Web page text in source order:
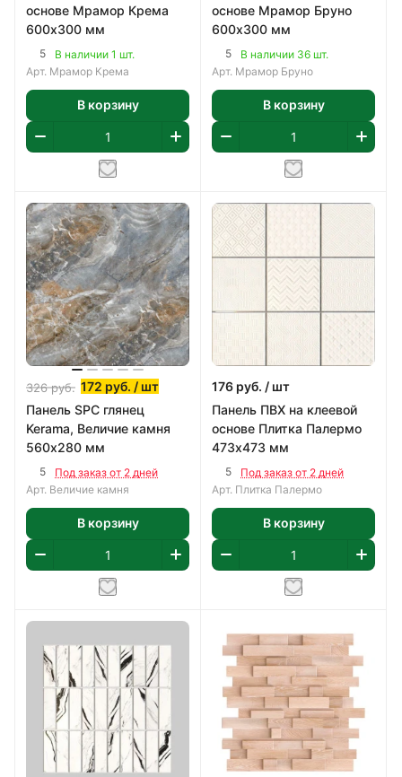
основе Мрамор Крема
600х300 мм
5
В наличии 1 шт.
Арт. Мрамор Крема
В корзину
основе Мрамор Бруно
600х300 мм
5
В наличии 36 шт.
Арт. Мрамор Бруно
В корзину
326руб. 172 руб. / шт
Панель SPC глянец
Kerama, Величие камня
560х280 мм
5
Под заказ от 2 дней
Арт. Величие камня
В корзину
176 руб. / шт
Панель ПВХ на клеевой
основе Плитка Палермо
473х473 мм
5
Под заказ от 2 дней
Арт. Плитка Палермо
В корзину